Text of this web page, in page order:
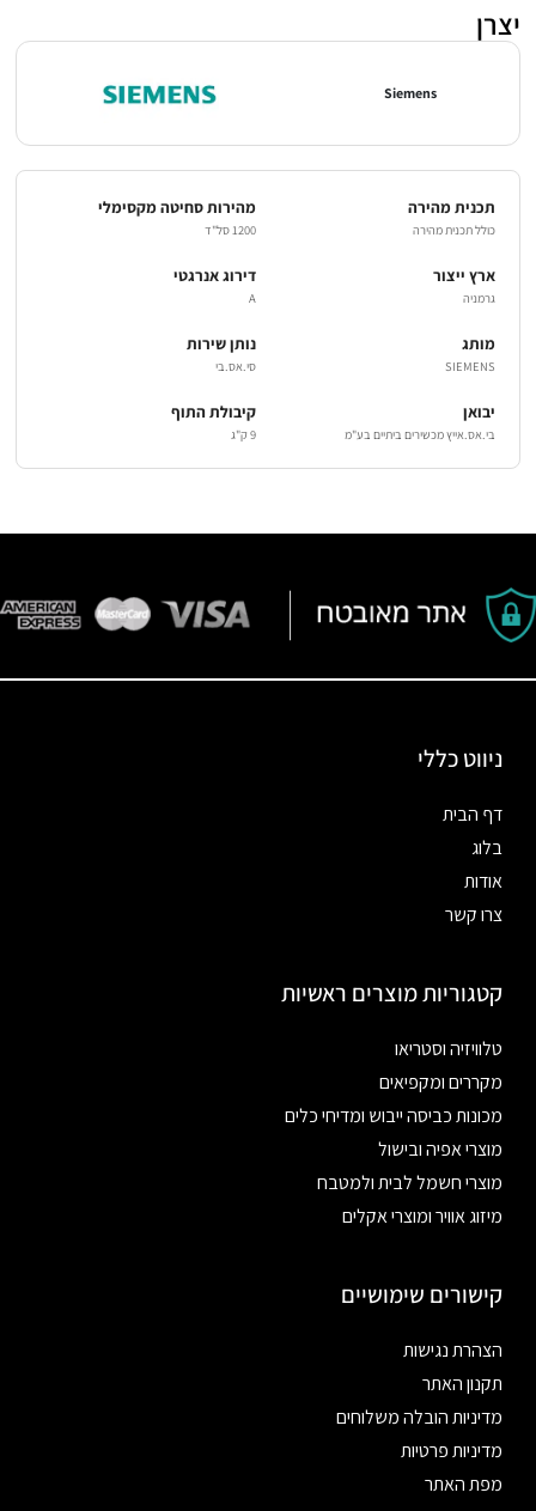
יצרן
Siemens
תכנית מהירה
כולל תכנית מהירה
מהירות סחיטה מקסימלי
1200 סל"ד
ארץ ייצור
גרמניה
דירוג אנרגטי
A
מותג
SIEMENS
נותן שירות
סי.אס.בי
יבואן
בי.אס.אייץ מכשירים ביתיים בע"מ
קיבולת התוף
9 ק"ג
ניווט כללי
דף הבית
בלוג
אודות
צרו קשר
קטגוריות מוצרים ראשיות
טלוויזיה וסטריאו
מקררים ומקפיאים
מכונות כביסה ייבוש ומדיחי כלים
מוצרי אפיה ובישול
מוצרי חשמל לבית ולמטבח
מיזוג אוויר ומוצרי אקלים
קישורים שימושיים
הצהרת נגישות
תקנון האתר
מדיניות הובלה משלוחים
מדיניות פרטיות
מפת האתר